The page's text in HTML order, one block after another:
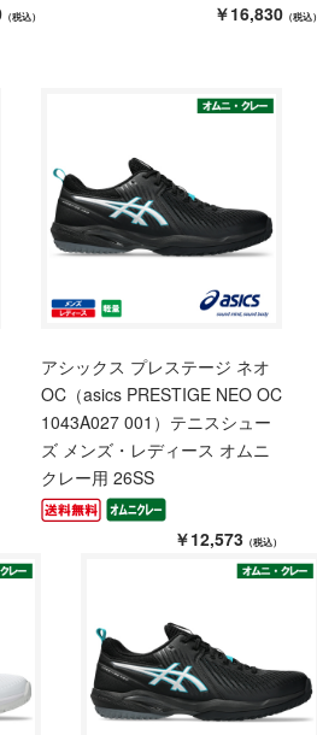
（税込） ￥16,830 （税込）
アシックス プレステージ ネオ
OC（asics PRESTIGE NEO OC
1043A027 001）テニスシュー
ズ メンズ・レディース オムニ
クレー用 26SS
￥12,573 （税込）